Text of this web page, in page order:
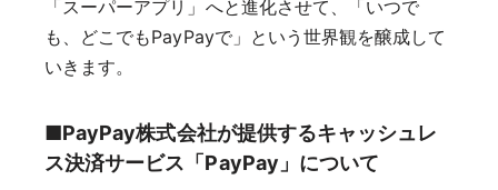
「スーパーアプリ」へと進化させて、「いつで
も、どこでもPayPayで」という世界観を醸成して
いきます。
■PayPay株式会社が提供するキャッシュレ
ス決済サービス「PayPay」について